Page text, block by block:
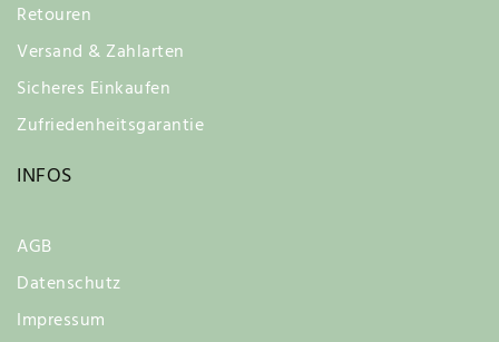
Retouren
Versand & Zahlarten
Sicheres Einkaufen
Zufriedenheitsgarantie
INFOS
AGB
Datenschutz
Impressum